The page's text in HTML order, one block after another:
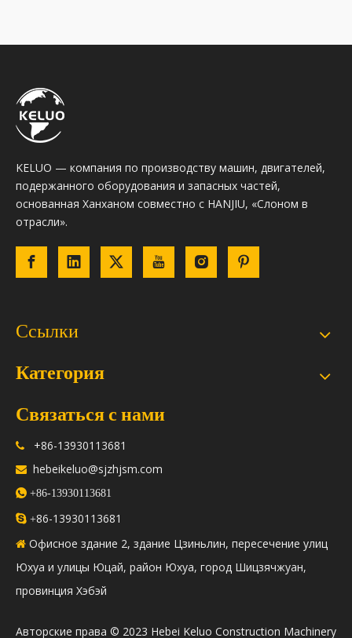
KELUO — компания по производству машин, двигателей,
подержанного оборудования и запасных частей,
основанная Ханханом совместно с HANJIU, «Слоном в
отрасли».
Ссылки
Категория
Связаться с нами
 +86-13930113681
 hebeikeluo@sjzhjsm.com
 +86-13930113681
 +86-13930113681
 Офисное здание 2, здание Цзиньлин, пересечение улиц
Юхуа и улицы Юцай, район Юхуа, город Шицзячжуан,
провинция Хэбэй
​Авторские права © 2023 Hebei Keluo Construction Machinery